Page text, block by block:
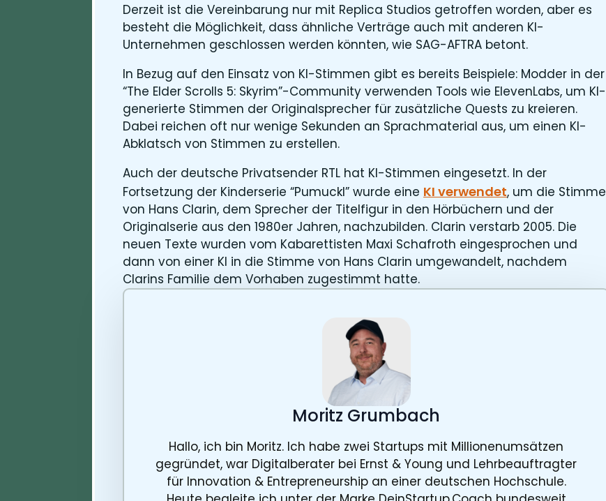
Derzeit ist die Vereinbarung nur mit Replica Studios getroffen worden, aber es
besteht die Möglichkeit, dass ähnliche Verträge auch mit anderen KI-
Unternehmen geschlossen werden könnten, wie SAG-AFTRA betont.
In Bezug auf den Einsatz von KI-Stimmen gibt es bereits Beispiele: Modder in der
“The Elder Scrolls 5: Skyrim”-Community verwenden Tools wie ElevenLabs, um KI-
generierte Stimmen der Originalsprecher für zusätzliche Quests zu kreieren.
Dabei reichen oft nur wenige Sekunden an Sprachmaterial aus, um einen KI-
Abklatsch von Stimmen zu erstellen.
Auch der deutsche Privatsender RTL hat KI-Stimmen eingesetzt. In der
Fortsetzung der Kinderserie “Pumuckl” wurde eine KI verwendet, um die Stimme
von Hans Clarin, dem Sprecher der Titelfigur in den Hörbüchern und der
Originalserie aus den 1980er Jahren, nachzubilden. Clarin verstarb 2005. Die
neuen Texte wurden vom Kabarettisten Maxi Schafroth eingesprochen und
dann von einer KI in die Stimme von Hans Clarin umgewandelt, nachdem
Clarins Familie dem Vorhaben zugestimmt hatte.
Moritz Grumbach
Hallo, ich bin Moritz. Ich habe zwei Startups mit Millionenumsätzen
gegründet, war Digitalberater bei Ernst & Young und Lehrbeauftragter
für Innovation & Entrepreneurship an einer deutschen Hochschule.